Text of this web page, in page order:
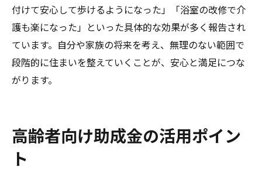
付けて安心して歩けるようになった」「浴室の改修で介
護も楽になった」といった具体的な効果が多く報告され
ています。自分や家族の将来を考え、無理のない範囲で
段階的に住まいを整えていくことが、安心と満足につな
がります。
高齢者向け助成金の活用ポイン
ト